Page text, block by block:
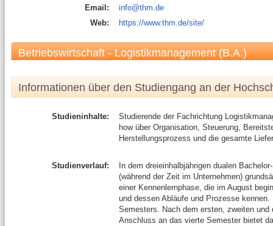
Email:
info@thm.de
Web:
https://www.thm.de/site/
Betriebswirtschaft - Logistikmanagement (B.A.)
Informationen über den Studiengang an der
Studieninhalte:
Studierende der Fachrichtung
how über Organisation, Steuerung,
Herstellungsprozess und die gesamte
Studienverlauf:
In dem dreieinhalbjährigen dualen
(während der Zeit im Unternehmen)
einer Kennenlernphase, die im August
und dessen Abläufe und Prozesse
Semesters. Nach dem ersten, zweiten
Anschluss an das vierte Semester bietet